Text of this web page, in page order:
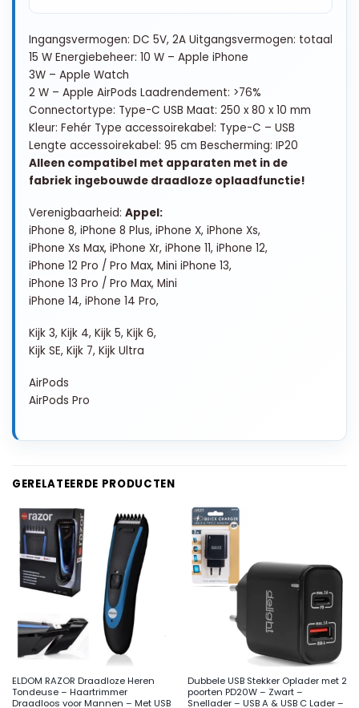
Ingangsvermogen: DC 5V, 2A Uitgangsvermogen: totaal
15 W Energiebeheer: 10 W – Apple iPhone
3W – Apple Watch
2 W – Apple AirPods Laadrendement: >76%
Connectortype: Type-C USB Maat: 250 x 80 x 10 mm
Kleur: Fehér Type accessoirekabel: Type-C – USB
Lengte accessoirekabel: 95 cm Bescherming: IP20
Alleen compatibel met apparaten met in de
fabriek ingebouwde draadloze oplaadfunctie!
Verenigbaarheid: Appel:
iPhone 8, iPhone 8 Plus, iPhone X, iPhone Xs,
iPhone Xs Max, iPhone Xr, iPhone 11, iPhone 12,
iPhone 12 Pro / Pro Max, Mini iPhone 13,
iPhone 13 Pro / Pro Max, Mini
iPhone 14, iPhone 14 Pro,
Kijk 3, Kijk 4, Kijk 5, Kijk 6,
Kijk SE, Kijk 7, Kijk Ultra
AirPods
AirPods Pro
GERELATEERDE PRODUCTEN
ELDOM RAZOR Draadloze Heren
Tondeuse – Haartrimmer
Draadloos voor Mannen – Met USB
Dubbele USB Stekker Oplader met 2
poorten PD20W – Zwart –
Snellader – USB A & USB C Lader –